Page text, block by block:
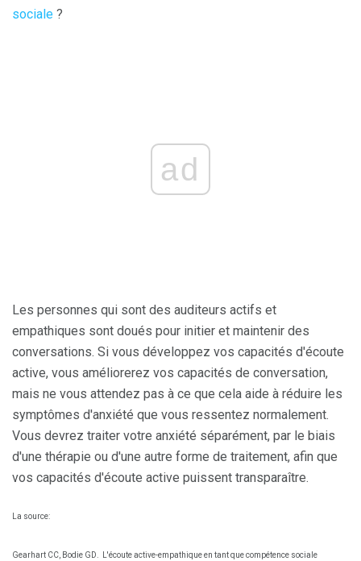
sociale ?
ad
Les personnes qui sont des auditeurs actifs et
empathiques sont doués pour initier et maintenir des
conversations. Si vous développez vos capacités d'écoute
active, vous améliorerez vos capacités de conversation,
mais ne vous attendez pas à ce que cela aide à réduire les
symptômes d'anxiété que vous ressentez normalement.
Vous devrez traiter votre anxiété séparément, par le biais
d'une thérapie ou d'une autre forme de traitement, afin que
vos capacités d'écoute active puissent transparaître.
La source:
Gearhart CC, Bodie GD. L'écoute active-empathique en tant que compétence sociale